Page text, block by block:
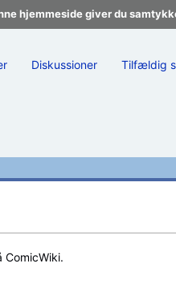
hjemmeside giver du
Diskussioner Tilfældig
ComicWiki.